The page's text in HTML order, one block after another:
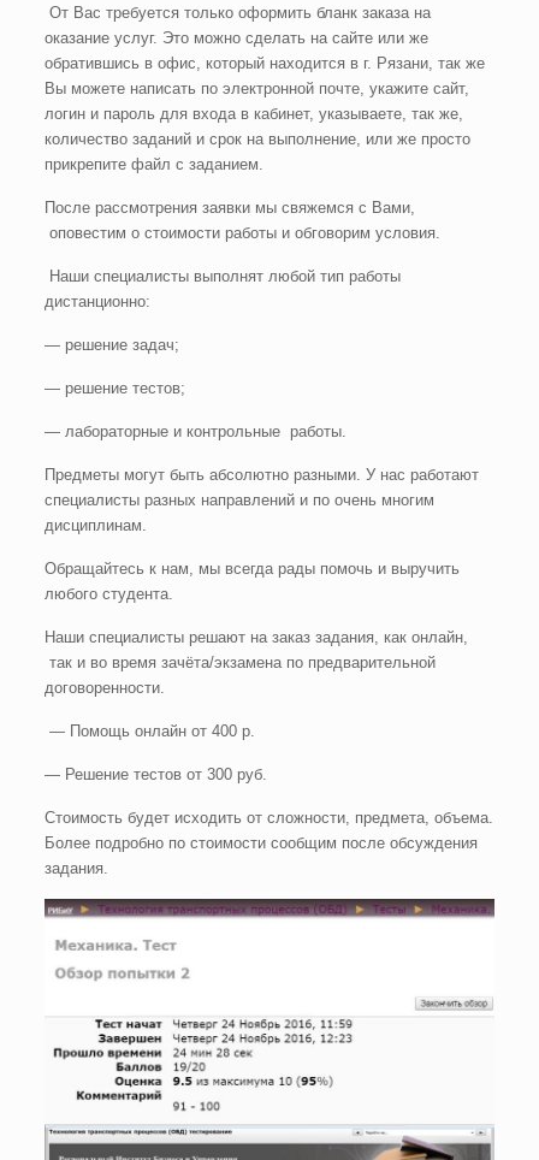
От Вас требуется только оформить бланк заказа на
оказание услуг. Это можно сделать на сайте или же
обратившись в офис, который находится в г. Рязани, так же
Вы можете написать по электронной почте, укажите сайт,
логин и пароль для входа в кабинет, указываете, так же,
количество заданий и срок на выполнение, или же просто
прикрепите файл с заданием.
После рассмотрения заявки мы свяжемся с Вами,
оповестим о стоимости работы и обговорим условия.
Наши специалисты выполнят любой тип работы
дистанционно:
— решение задач;
— решение тестов;
— лабораторные и контрольные работы.
Предметы могут быть абсолютно разными. У нас работают
специалисты разных направлений и по очень многим
дисциплинам.
Обращайтесь к нам, мы всегда рады помочь и выручить
любого студента.
Наши специалисты решают на заказ задания, как онлайн,
так и во время зачёта/экзамена по предварительной
договоренности.
— Помощь онлайн от 400 р.
— Решение тестов от 300 руб.
Стоимость будет исходить от сложности, предмета, объема.
Более подробно по стоимости сообщим после обсуждения
задания.